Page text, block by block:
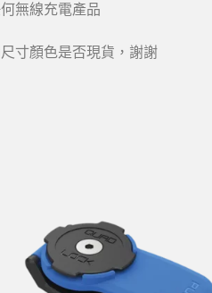
無線充電產品
寸顏色是否現貨，謝謝